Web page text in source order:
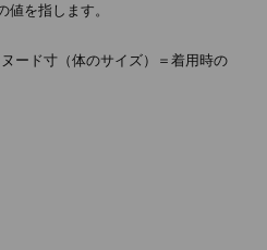
値を指します。
ード寸（体のサイズ）＝着用時の